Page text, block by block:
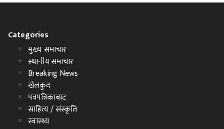
Categories
मुख्य समाचार
स्थानीय समाचार
Breaking News
खेलकुद
पत्रपत्रिकाबाट
साहित्य / संस्कृति
स्वास्थ्य